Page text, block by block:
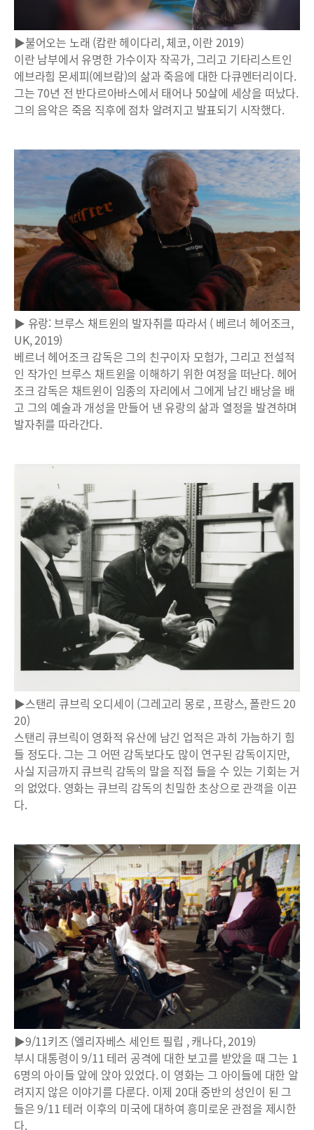
▶불어오는 노래 (캄란 헤이다리, 체코, 이란 2019)
이란 남부에서 유명한 가수이자 작곡가, 그리고 기타리스트인
에브라힘 몬세피(에브람)의 삶과 죽음에 대한 다큐멘터리이다.
그는 70년 전 반다르아바스에서 태어나 50살에 세상을 떠났다.
그의 음악은 죽음 직후에 점차 알려지고 발표되기 시작했다.
▶ 유랑: 브루스 채트윈의 발자취를 따라서 ( 베르너 헤어조크,
UK, 2019)
베르너 헤어조크 감독은 그의 친구이자 모험가, 그리고 전설적
인 작가인 브루스 채트윈을 이해하기 위한 여정을 떠난다. 헤어
조크 감독은 채트윈이 임종의 자리에서 그에게 남긴 배낭을 배
고 그의 예술과 개성을 만들어 낸 유랑의 삶과 열정을 발견하며
발자취를 따라간다.
▶스탠리 큐브릭 오디세이 (그레고리 몽로 , 프랑스, 폴란드 20
20)
스탠리 큐브릭이 영화적 유산에 남긴 업적은 과히 가늠하기 힘
들 정도다. 그는 그 어떤 감독보다도 많이 연구된 감독이지만,
사실 지금까지 큐브릭 감독의 말을 직접 들을 수 있는 기회는 거
의 없었다. 영화는 큐브릭 감독의 친밀한 초상으로 관객을 이끈
다.
▶9/11키즈 (엘리자베스 세인트 필립 , 캐나다, 2019)
부시 대통령이 9/11 테러 공격에 대한 보고를 받았을 때 그는 1
6명의 아이들 앞에 앉아 있었다. 이 영화는 그 아이들에 대한 알
려지지 않은 이야기를 다룬다. 이제 20대 중반의 성인이 된 그
들은 9/11 테러 이후의 미국에 대하여 흥미로운 관점을 제시한
다.